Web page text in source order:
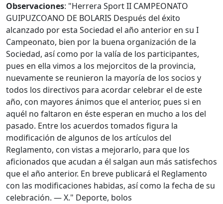
Observaciones: "Herrera Sport II CAMPEONATO
GUIPUZCOANO DE BOLARIS Después del éxito
alcanzado por esta Sociedad el año anterior en su I
Campeonato, bien por la buena organización de la
Sociedad, así como por la valía de los participantes,
pues en ella vimos a los mejorcitos de la provincia,
nuevamente se reunieron la mayoría de los socios y
todos los directivos para acordar celebrar el de este
año, con mayores ánimos que el anterior, pues si en
aquél no faltaron en éste esperan en mucho a los del
pasado. Entre los acuerdos tomados figura la
modificación de algunos de los artículos del
Reglamento, con vistas a mejorarlo, para que los
aficionados que acudan a él salgan aun más satisfechos
que el año anterior. En breve publicará el Reglamento
con las modificaciones habidas, así como la fecha de su
celebración. — X." Deporte, bolos